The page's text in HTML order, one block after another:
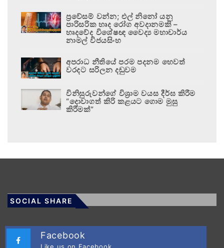
ප්‍රවේසම් වන්න; එල් නිනෝ යනු
පාරිසරික හෘද රෝග අවදානමකි –
හෘදවේද විශේෂඥ වෛද්‍ය මහාචාර්ය
නාමල් විජයසිංහ
අපරාධ නීතියේ පරම පදනම හෙවත්
වරදට සරිලන දඬුවම
විනිසුරුවන්ගේ විශ්‍රාම වයස දීර්ඝ කිරීම
“දොවාගත් කිරි කළයට ගොම මුසු
කිරීමක්”
SOCIAL SHARE
Facebook